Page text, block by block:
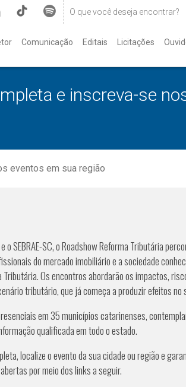
Comunicação Editais Licitações
e inscreva-se
eventos em sua região
o SEBRAE-SC, o Roadshow Reforma Tributária
do mercado imobiliário e a sociedade
Os encontros abordarão os impactos,
tributário, que já começa a produzir efeitos no
em 35 municípios catarinenses,
qualificada em todo o estado.
localize o evento da sua cidade ou região e
por meio dos links a seguir.